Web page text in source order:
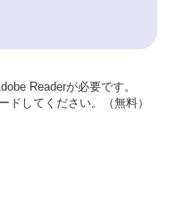
Readerが必要です。
ドしてください。（無料）